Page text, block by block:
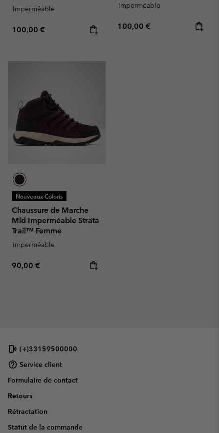
Imperméable
Regular price:
100,00 €
Imperméable
Regular price:
100,00 €
Nouveaux Coloris
Chaussure de Marche
Mid Imperméable Strata
Trail™ Femme
Imperméable
Regular price:
90,00 €
(+)33159500000
Service client
Formulaire de contact
Retours
Rétractation
Statut de la commande